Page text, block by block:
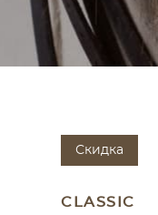
Скидка
CLASSIC